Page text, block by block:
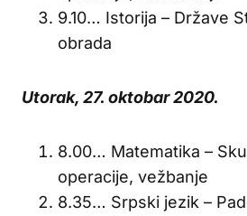
9.10… Istorija – Države
obrada
Utorak, 27. oktobar 2020.
8.00… Matematika –
operacije, vežbanje
8.35… Srpski jezik –